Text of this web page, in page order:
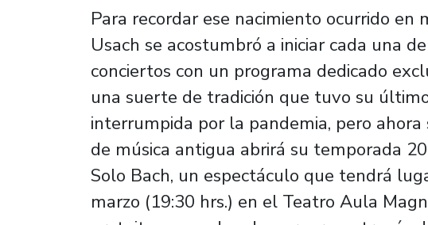
Para recordar ese nacimiento ocurrido en
Usach se acostumbró a iniciar cada una
conciertos con un programa dedicado
una suerte de tradición que tuvo su
interrumpida por la pandemia, pero
de música antigua abrirá su temporada
Solo Bach, un espectáculo que tendrá
marzo (19:30 hrs.) en el Teatro Aula